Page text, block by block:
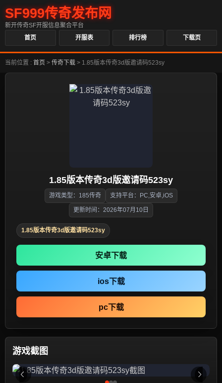
SF999传奇发布网
新开传奇SF开服信息聚合平台
首页
开服表 排行榜 下载页
当前位置 : 首页 > 传奇下载 > 1.85版本传奇3d版邀请码523sy
1.85版本传奇3d版邀请码523sy
游戏类型：185传奇 支持平台：PC,安卓,iOS
更新时间：2026年07月10日
1.85版本传奇3d版邀请码523sy
安卓下载
ios下载
pc下载
游戏截图